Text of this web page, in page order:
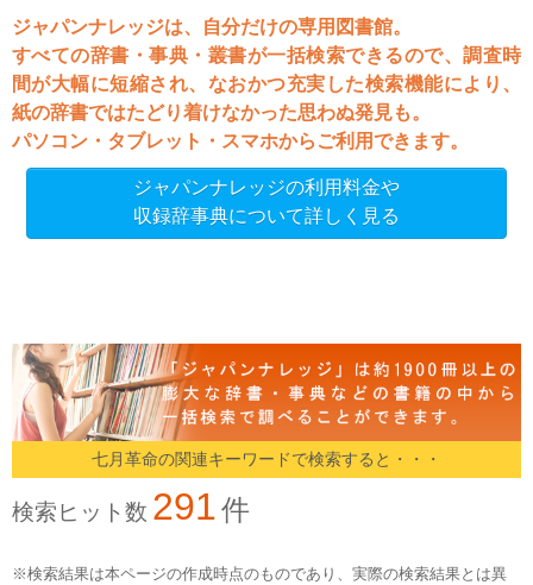
ジャパンナレッジは、自分だけの専用図書館。
すべての辞書・事典・叢書が一括検索できるので、調査時
間が大幅に短縮され、なおかつ充実した検索機能により、
紙の辞書ではたどり着けなかった思わぬ発見も。
パソコン・タブレット・スマホからご利用できます。
ジャパンナレッジの利用料金や
収録辞事典について詳しく見る
七月革命の関連キーワードで検索すると・・・
検索ヒット数 291件
※検索結果は本ページの作成時点のものであり、実際の検索結果とは異